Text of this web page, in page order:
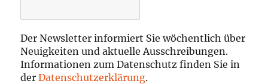
Der Newsletter informiert Sie wöchentlich über
Neuigkeiten und aktuelle Ausschreibungen.
Informationen zum Datenschutz finden Sie in
derDatenschutzerklärung.